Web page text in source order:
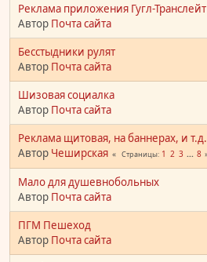
Реклама приложения Гугл-Транслейт
Автор Почта сайта
Бесстыдники рулят
Автор Почта сайта
Шизовая социалка
Автор Почта сайта
Реклама щитовая, на баннерах, и т.д.
Автор Чеширская Страницы 1 2 3 ... 8
Мало для душевнобольных
Автор Почта сайта
ПГМ Пешеход
Автор Почта сайта